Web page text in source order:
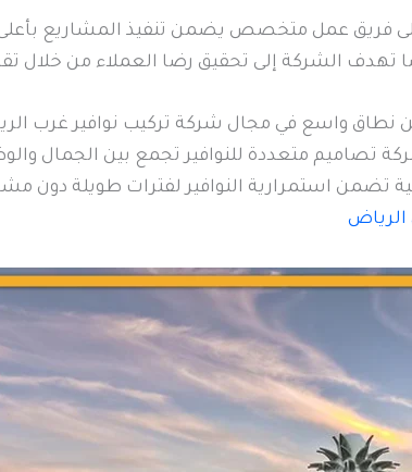
فريق عمل متخصص يضمن تنفيذ المشاريع بأعلى
تهدف الشركة إلى تحقيق رضا العملاء من خلال
واسع في مجال شركة تركيب نوافير غرب
تصاميم متعددة للنوافير تجمع بين الجمال
تضمن استمرارية النوافير لفترات طويلة دون
الرياض